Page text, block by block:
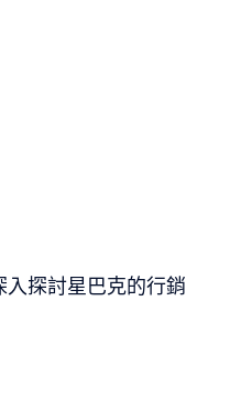
探討星巴克的行銷